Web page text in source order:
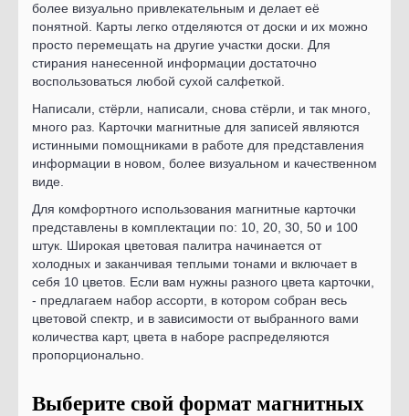
более визуально привлекательным и делает её
понятной. Карты легко отделяются от доски и их можно
просто перемещать на другие участки доски. Для
стирания нанесенной информации достаточно
воспользоваться любой сухой салфеткой.
Написали, стёрли, написали, снова стёрли, и так много,
много раз. Карточки магнитные для записей являются
истинными помощниками в работе для представления
информации в новом, более визуальном и качественном
виде.
Для комфортного использования магнитные карточки
представлены в комплектации по: 10, 20, 30, 50 и 100
штук. Широкая цветовая палитра начинается от
холодных и заканчивая теплыми тонами и включает в
себя 10 цветов. Если вам нужны разного цвета карточки,
- предлагаем набор ассорти, в котором собран весь
цветовой спектр, и в зависимости от выбранного вами
количества карт, цвета в наборе распределяются
пропорционально.
Выберите свой формат магнитных